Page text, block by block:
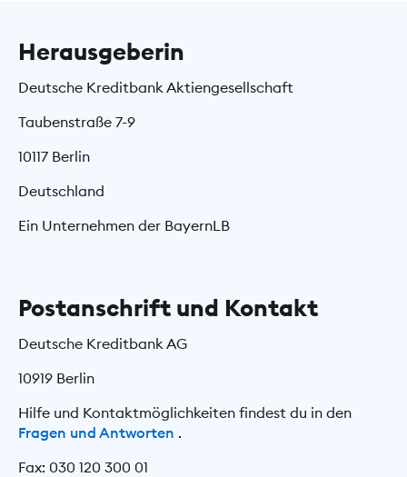
Herausgeberin
Deutsche Kreditbank Aktiengesellschaft
Taubenstraße 7-9
10117 Berlin
Deutschland
Ein Unternehmen der BayernLB
Postanschrift und Kontakt
Deutsche Kreditbank AG
10919 Berlin
Hilfe und Kontaktmöglichkeiten findest du in den
Fragen und Antworten .
Fax: 030 120 300 01